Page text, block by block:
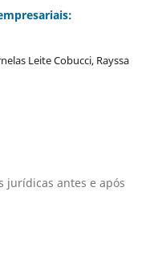
Leite Cobucci, Rayssa
jurídicas antes e após